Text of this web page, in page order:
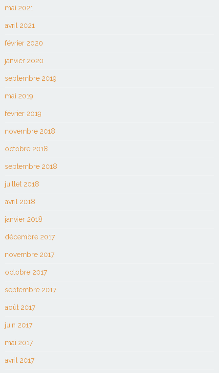
mai 2021
avril 2021
février 2020
janvier 2020
septembre 2019
mai 2019
février 2019
novembre 2018
octobre 2018
septembre 2018
juillet 2018
avril 2018
janvier 2018
décembre 2017
novembre 2017
octobre 2017
septembre 2017
août 2017
juin 2017
mai 2017
avril 2017